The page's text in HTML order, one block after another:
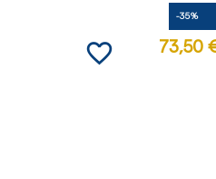
favorite_border
-35%
73,50